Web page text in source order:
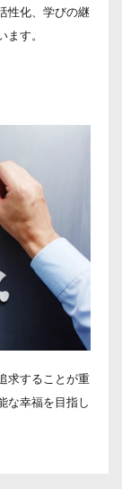
性化、学びの継
す。
求することが重
な幸福を目指し